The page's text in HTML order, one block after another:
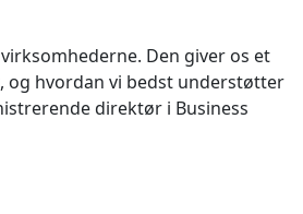
Den giver os et
og hvordan vi bedst understøtter
direktør i Business